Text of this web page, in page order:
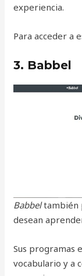
experiencia.
Para acceder a
3. Babbel
Babbeltambién
desean
Sus programas
vocabulario y a